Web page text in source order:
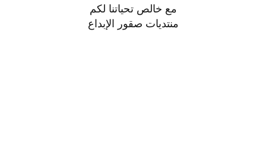
مع خالص تحياتنا لكم
منتديات صقور الإبداع​